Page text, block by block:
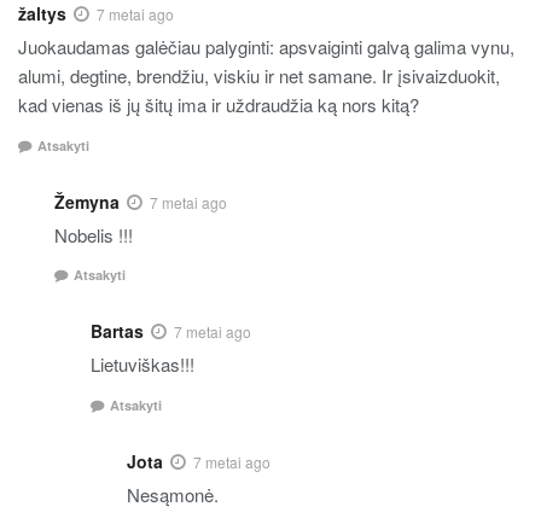
žaltys 7 metai ago
Juokaudamas galėčiau palyginti: apsvaiginti galvą galima vynu,
alumi, degtine, brendžiu, viskiu ir net samane. Ir įsivaizduokit,
kad vienas iš jų šitų ima ir uždraudžia ką nors kitą?
Atsakyti
Žemyna 7 metai ago
Nobelis !!!
Atsakyti
Bartas 7 metai ago
Lietuviškas!!!
Atsakyti
Jota 7 metai ago
Nesąmonė.